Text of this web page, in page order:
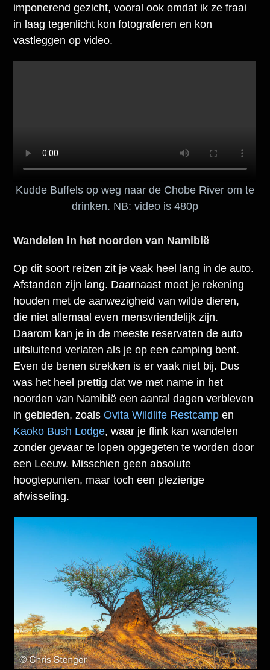
imponerend gezicht, vooral ook omdat ik ze fraai
in laag tegenlicht kon fotograferen en kon
vastleggen op video.
Kudde Buffels op weg naar de Chobe River om te
drinken. NB: video is 480p
Wandelen in het noorden van Namibië
Op dit soort reizen zit je vaak heel lang in de auto.
Afstanden zijn lang. Daarnaast moet je rekening
houden met de aanwezigheid van wilde dieren,
die niet allemaal even mensvriendelijk zijn.
Daarom kan je in de meeste reservaten de auto
uitsluitend verlaten als je op een camping bent.
Even de benen strekken is er vaak niet bij. Dus
was het heel prettig dat we met name in het
noorden van Namibië een aantal dagen verbleven
in gebieden, zoalsOvita Wildlife Restcamp en
Kaoko Bush Lodge, waar je flink kan wandelen
zonder gevaar te lopen opgegeten te worden door
een Leeuw. Misschien geen absolute
hoogtepunten, maar toch een plezierige
afwisseling.